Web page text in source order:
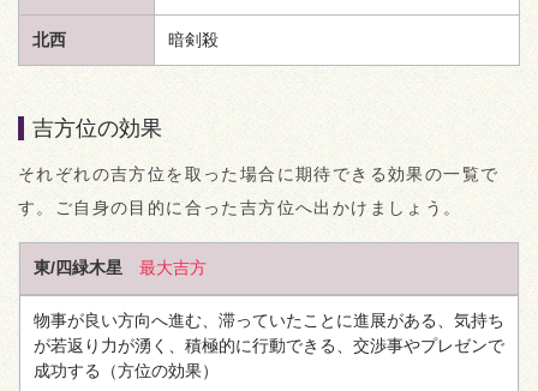
北西 暗剣殺
吉方位の効果
それぞれの吉方位を取った場合に期待できる効果の一覧で
す。ご自身の目的に合った吉方位へ出かけましょう。
東/四緑木星 最大吉方
物事が良い方向へ進む、滞っていたことに進展がある、気持ち
が若返り力が湧く、積極的に行動できる、交渉事やプレゼンで
成功する （方位の効果）